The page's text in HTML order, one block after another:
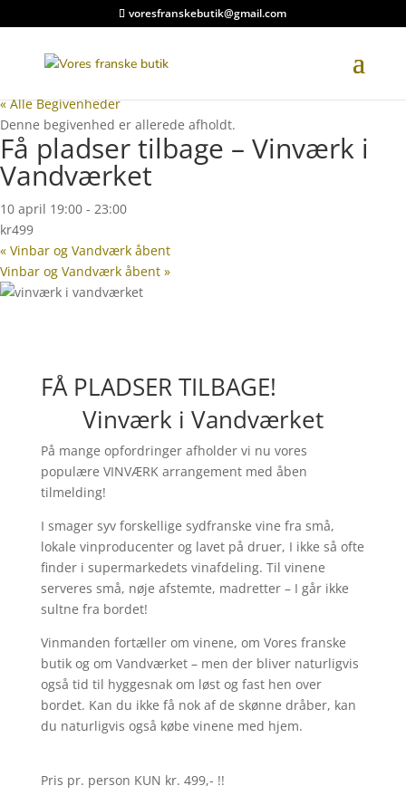
voresfranskebutik@gmail.com
« Alle Begivenheder
Denne begivenhed er allerede afholdt.
Få pladser tilbage – Vinværk i
Vandværket
10 april 19:00 - 23:00
kr499
« Vinbar og Vandværk åbent
Vinbar og Vandværk åbent »
FÅ PLADSER TILBAGE!
Vinværk i Vandværket
På mange opfordringer afholder vi nu vores
populære VINVÆRK arrangement med åben
tilmelding!
I smager syv forskellige sydfranske vine fra små,
lokale vinproducenter og lavet på druer, I ikke så ofte
finder i supermarkedets vinafdeling. Til vinene
serveres små, nøje afstemte, madretter – I går ikke
sultne fra bordet!
Vinmanden fortæller om vinene, om Vores franske
butik og om Vandværket – men der bliver naturligvis
også tid til hyggesnak om løst og fast hen over
bordet. Kan du ikke få nok af de skønne dråber, kan
du naturligvis også købe vinene med hjem.
Pris pr. person KUN kr. 499,- !!